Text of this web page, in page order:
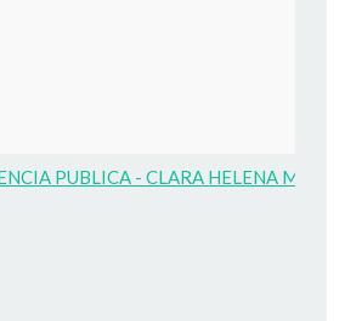
PUBLICA - CLARA HELENA